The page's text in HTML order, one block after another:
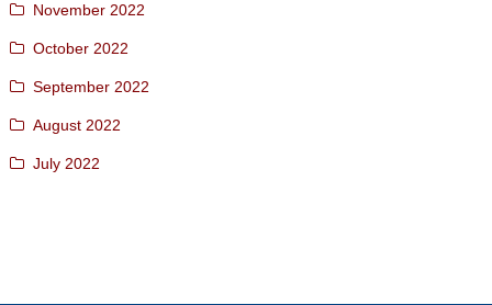
November 2022
October 2022
September 2022
August 2022
July 2022